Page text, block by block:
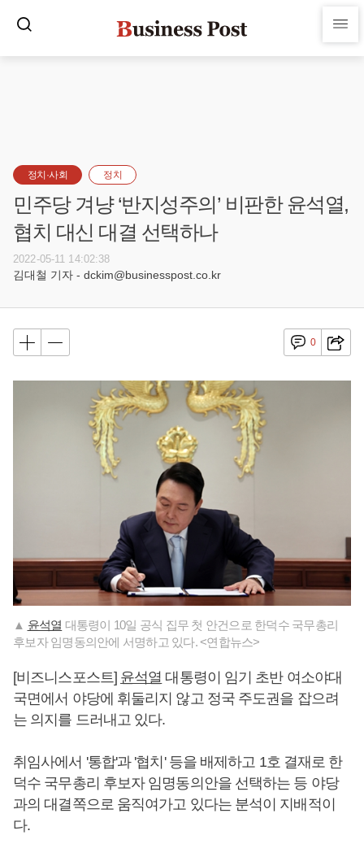
정치·사회 정치
민주당 겨냥 ‘반지성주의’ 비판한 윤석열,
협치 대신 대결 선택하나
2022-05-11 14:02:38
김대철 기자 - dckim@businesspost.co.kr
0
▲ 윤석열 대통령이 10일 공식 집무 첫 안건으로 한덕수 국무총리
후보자 임명동의안에 서명하고 있다. <연합뉴스>
[비즈니스포스트] 윤석열 대통령이 임기 초반 여소야대
국면에서 야당에 휘둘리지 않고 정국 주도권을 잡으려
는 의지를 드러내고 있다.
취임사에서 '통합'과 '협치' 등을 배제하고 1호 결재로 한
덕수 국무총리 후보자 임명동의안을 선택하는 등 야당
과의 대결쪽으로 움직여가고 있다는 분석이 지배적이
다.